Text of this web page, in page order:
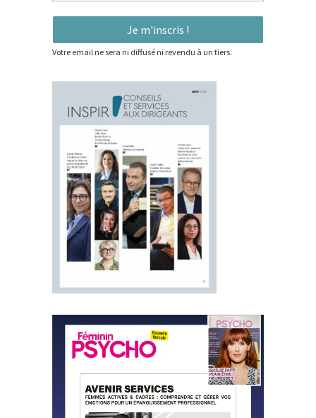
Votre email ne sera ni diffusé ni revendu à un tiers.